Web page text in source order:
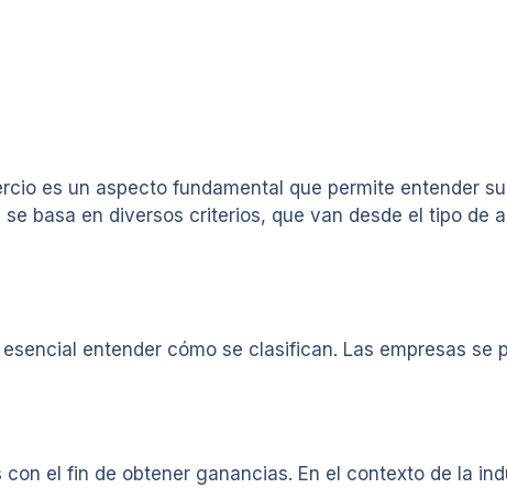
es un aspecto fundamental que permite entender su
basa en diversos criterios, que van desde el tipo de
entender cómo se clasifican. Las empresas se
el fin de obtener ganancias. En el contexto de la